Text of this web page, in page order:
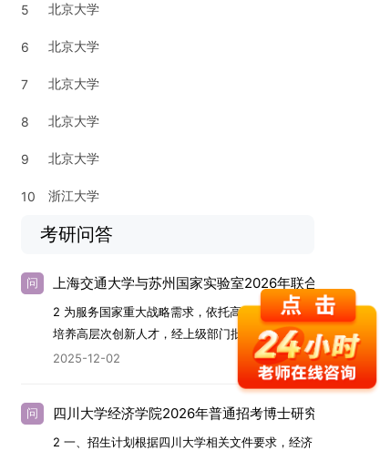
5 北京大学
6 北京大学
7 北京大学
8 北京大学
9 北京大学
10 浙江大学
考研问答
问 上海交通大学与苏州国家实验室2026年联合培养博士
2 为服务国家重大战略需求，依托高水平科研平台
培养高层次创新人才，经上级部门批准，苏州实验
室（全称“苏州国家实验室”）与上海交通大学将于
2026年继续合作开展博士研究生联合培养工作。
学科领域进行深度培养。相关招生政策及安排说明
如下。一、培养定位本项目致力于面向国家战略发
2025-12-02
问 四川大学经济学院2026年普通招考博士研究生招生简
2 一、招生计划根据四川大学相关文件要求，经济